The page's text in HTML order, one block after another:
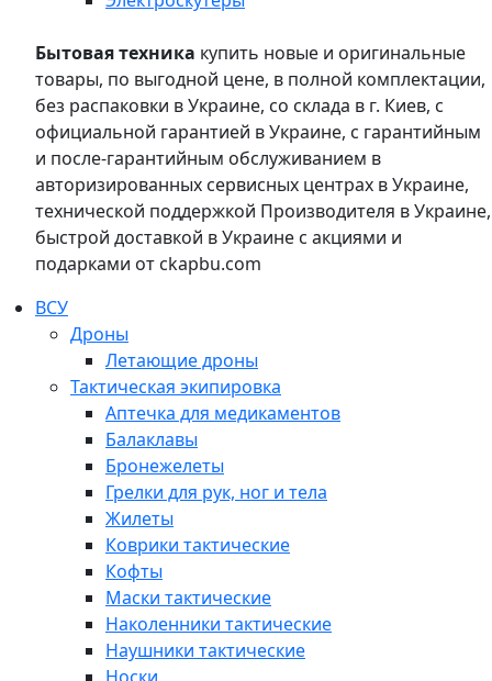
Бытовая техника купить новые и оригинальные
товары, по выгодной цене, в полной комплектации,
без распаковки в Украине, со склада в г. Киев, с
официальной гарантией в Украине, с гарантийным
и после-гарантийным обслуживанием в
авторизированных сервисных центрах в Украине,
технической поддержкой Производителя в Украине,
быстрой доставкой в Украине с акциями и
подарками от ckapbu.com
ВСУ
Дроны
Летающие дроны
Тактическая экипировка
Аптечка для медикаментов
Балаклавы
Бронежелеты
Грелки для рук, ног и тела
Жилеты
Коврики тактические
Кофты
Маски тактические
Наколенники тактические
Наушники тактические